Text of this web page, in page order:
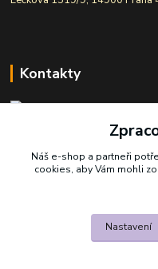
Kontakty
Ivana Šiková
+420 607
Po-Pá, 8-18 hod.
Náš e-shop a partneři
cookies, aby Vám mohli
Nastavení